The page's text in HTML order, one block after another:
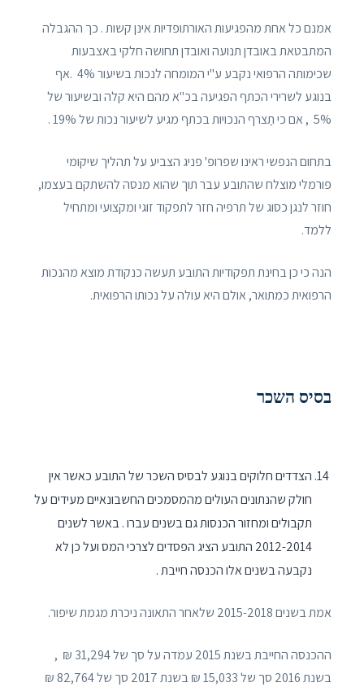
אמנם כל אחת מהפגיעות האורתופדיות אינן קשות . כך ההגבלה
המתבטאת באובדן תנועה ואובדן תחושה חלקי באצבעות
שכימותה הרפואי נקבע ע"י המומחה לנכות בשיעור 4% .אף
בנוגע לשרירי הכתף הפגיעה בכ"א מהם היא קלה ובשיעור של
5% , אם כי תַצרף הנכויות בכתף מגיע לשיעור נכות של 19% .
בתחום הנפשי ראינו שפרופ' פניג הצביע על תהליך שיקומי
פורמלי מוצלח שהתובע עבר תוך שהוא מנסה להשתקם בעצמו,
חוזר לנגן כסוג של תרפיה חזר לתפקוד זוגי ומקצועי ומתחיל
ללמד.
הנה כי כן בחינת תפקודיות התובע תעשה כנקודת מוצא מהנכות
הרפואית כמתואר, אולם היא עולה על נכותו הרפואית.
בסיס השכר
הצדדים חלוקים בנוגע לבסיס השכר של התובע כאשר אין
חולק שהנתונים העולים מהמסמכים החשבונאיים מעידים על
תקבולים ומחזור הכנסות גם בשנים עברו . באשר לשנים
2012-2014 התובע הציג הפסדים לצרכי המס ועל כן לא
נקבעה בשנים אלו הכנסה חייבת .
אמת בשנים 2015-2018 שלאחר התאונה ניכרת מגמת שיפור.
ההכנסה החייבת בשנת 2015 עמדה על סך של 31,294 ₪ ,
בשנת 2016 סך של 15,033 ₪ בשנת 2017 סך של 82,764 ₪